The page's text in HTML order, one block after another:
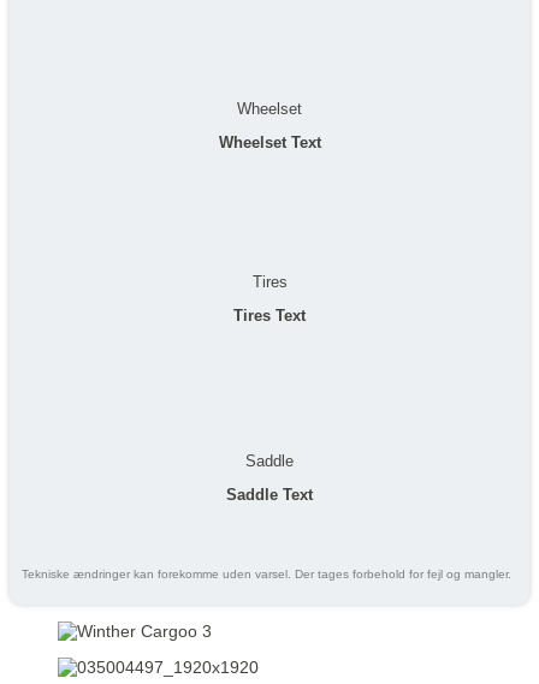
Wheelset
Wheelset Text
Tires
Tires Text
Saddle
Saddle Text
Tekniske ændringer kan forekomme uden varsel. Der tages forbehold for fejl og mangler.